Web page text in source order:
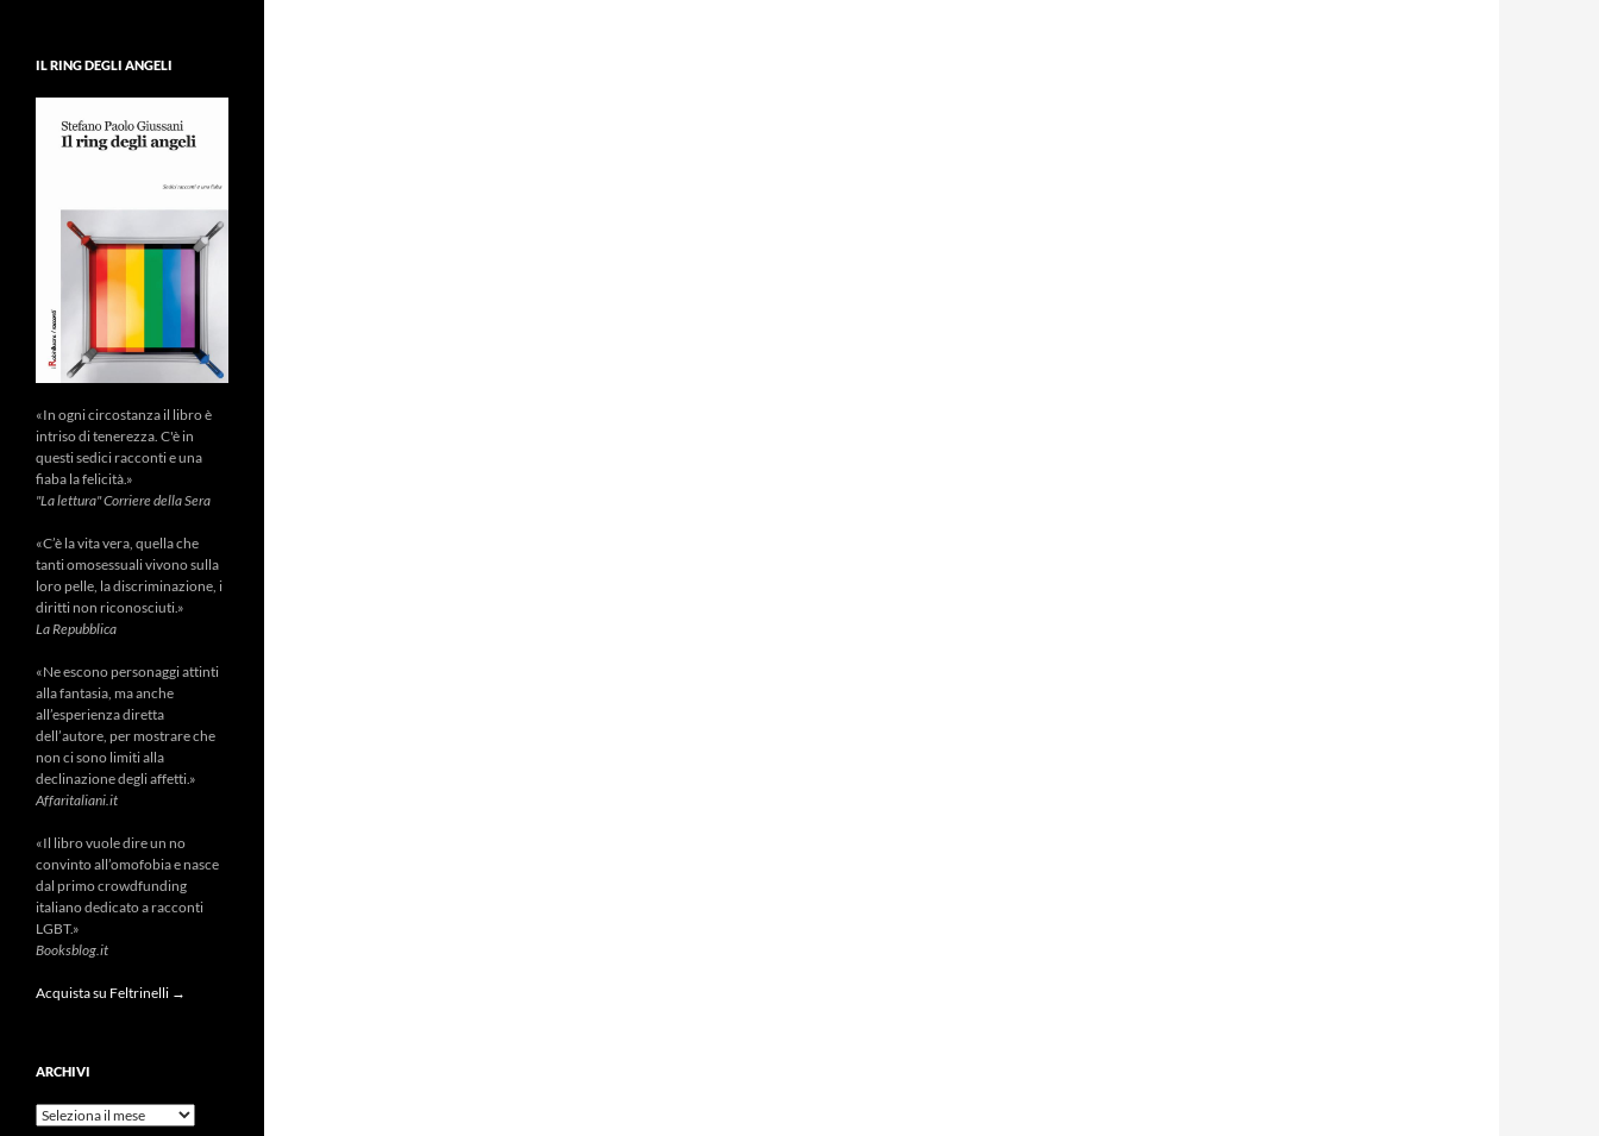
IL RING DEGLI ANGELI
«In ogni circostanza il libro è
intriso di tenerezza. C'è in
questi sedici racconti e una
fiaba la felicità.»
"La lettura" Corriere della Sera
«C’è la vita vera, quella che
tanti omosessuali vivono sulla
loro pelle, la discriminazione, i
diritti non riconosciuti.»
La Repubblica
«Ne escono personaggi attinti
alla fantasia, ma anche
all’esperienza diretta
dell’autore, per mostrare che
non ci sono limiti alla
declinazione degli affetti.»
Affaritaliani.it
«Il libro vuole dire un no
convinto all’omofobia e nasce
dal primo crowdfunding
italiano dedicato a racconti
LGBT.»
Booksblog.it
Acquista su Feltrinelli →
ARCHIVI
Archivi